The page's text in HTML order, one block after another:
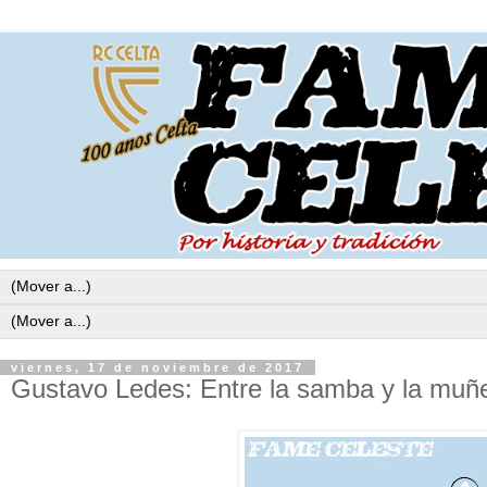
viernes, 17 de noviembre de 2017
Gustavo Ledes: Entre la samba y la